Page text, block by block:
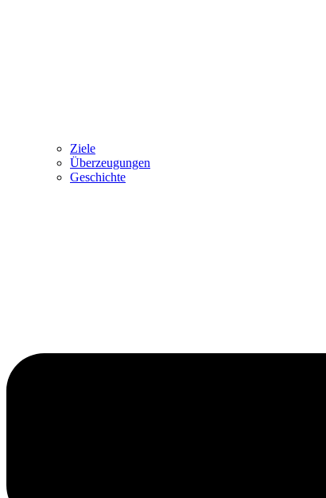
Ziele
Überzeugungen
Geschichte